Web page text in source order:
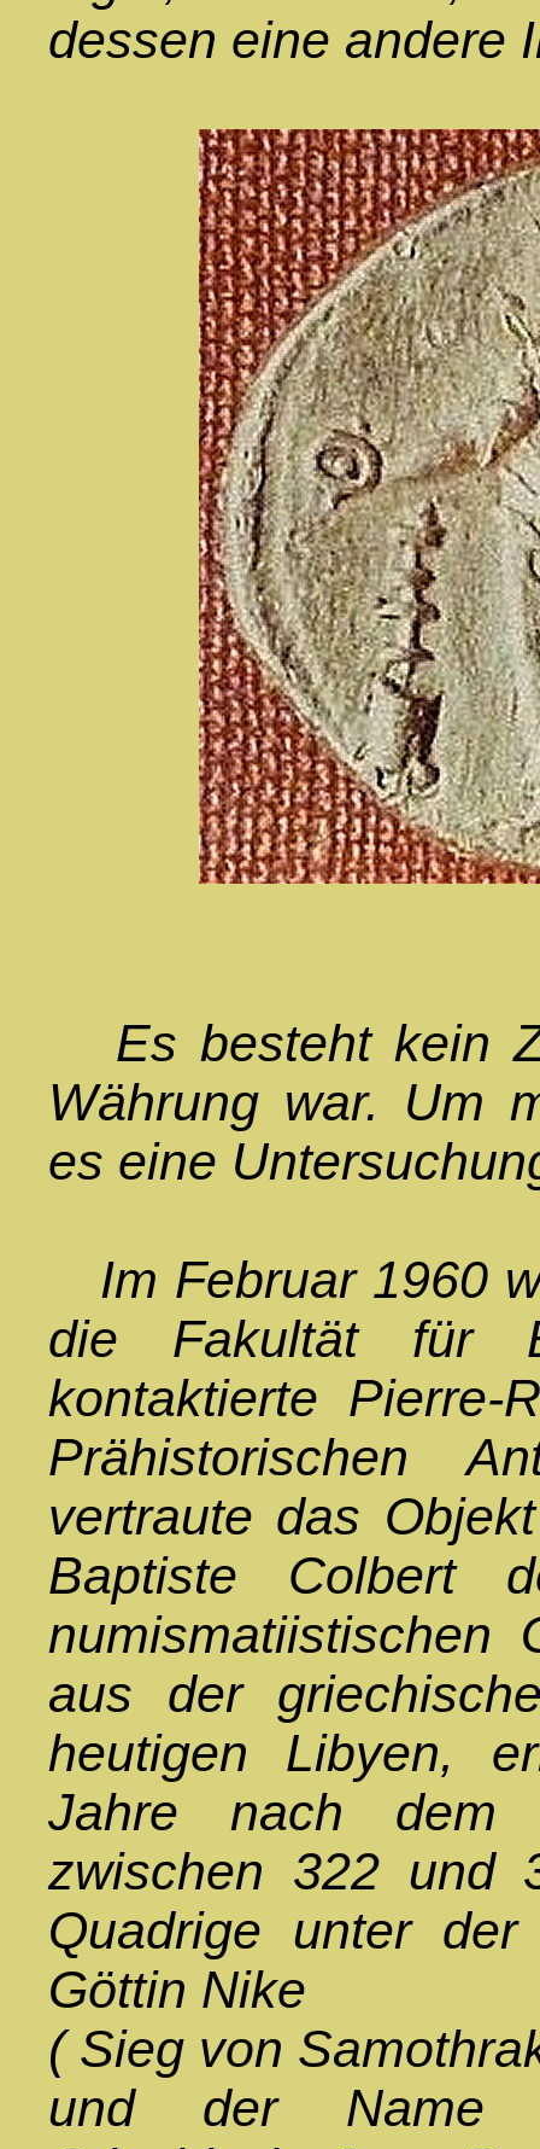
dessen eine andere
Es besteht kein
Währung war. Um
es eine
Im Februar 1960
die Fakultät für
kontaktierte Pierre-
Prähistorischen
vertraute das
Baptiste Colbert
numismatiistischen
aus der
heutigen Libyen,
Jahre nach dem
zwischen 322 und
Quadrige unter
Göttin Nike
( Sieg von
und der Name